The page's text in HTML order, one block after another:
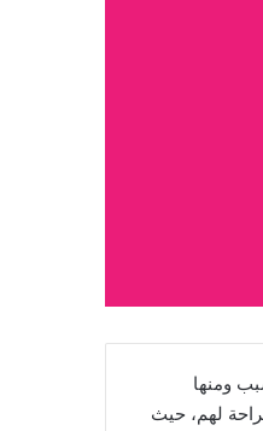
ومنها
لهم، حيث